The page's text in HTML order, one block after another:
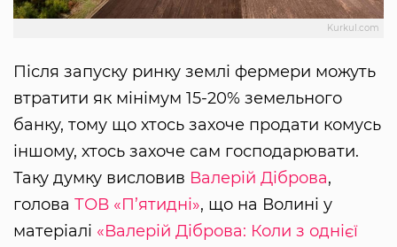
Kurkul.com
Після запуску ринку землі фермери можуть
втратити як мінімум 15-20% земельного
банку, тому що хтось захоче продати комусь
іншому, хтось захоче сам господарювати.
Таку думку висловив Валерій Діброва,
голова ТОВ «П’ятидні», що на Волині у
матеріалі «Валерій Діброва: Коли з однієї